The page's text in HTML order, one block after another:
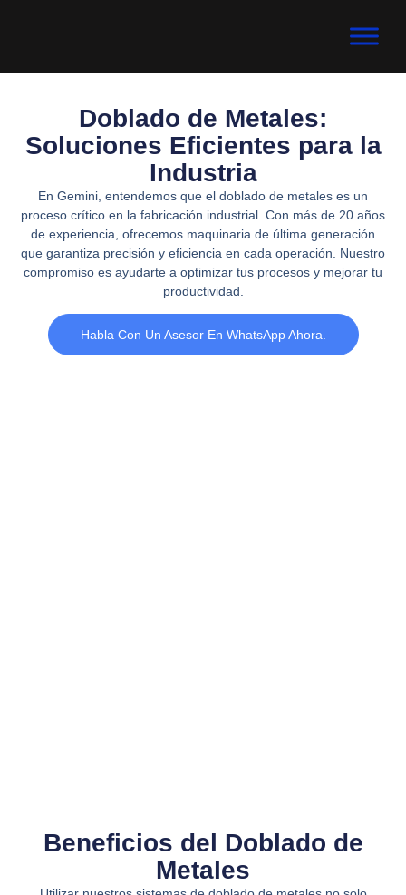
Doblado de Metales:
Soluciones Eficientes para la
Industria
En Gemini, entendemos que el doblado de metales es un
proceso crítico en la fabricación industrial. Con más de 20 años
de experiencia, ofrecemos maquinaria de última generación
que garantiza precisión y eficiencia en cada operación. Nuestro
compromiso es ayudarte a optimizar tus procesos y mejorar tu
productividad.
Habla Con Un Asesor En WhatsApp Ahora.
Beneficios del Doblado de
Metales